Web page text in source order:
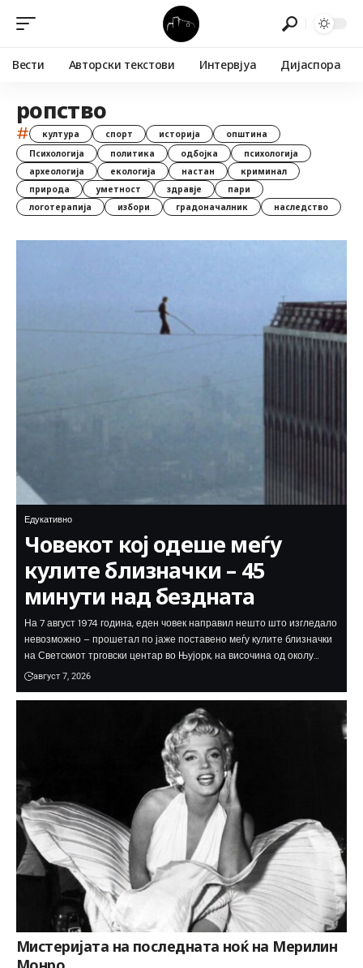
Вести Авторски текстови Интервјуа Дијаспора
ропство
# култура спорт историја
општина
Психологија
политика одбојка
психологија
археологија
екологија настан
криминал
природа
уметност здравје
пари
логотерапија
избори градоначалник наследство
Едукативно
Човекот кој одеше меѓу
кулите близначки – 45
минути над бездната
На 7 август 1974 година, еден човек направил нешто што изгледало
невозможно – прошетал по јаже поставено меѓу кулите близначки
на Светскиот трговски центар во Њујорк, на височина од околу…
август 7, 2026
Мистеријата на последната ноќ на Мерилин